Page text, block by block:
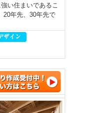
い住まいであるこ
20年先、30年先で